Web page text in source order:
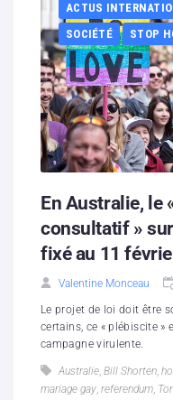
ACTUS
SOCIÉTÉ
STOP
En Australie, le
consultatif »
fixé au 11
Valentine Monceau
Le projet de loi doit être
certains, ce « plébiscite »
campagne virulente.
Australie, Bill Shorten,
mariage gay, referendum,